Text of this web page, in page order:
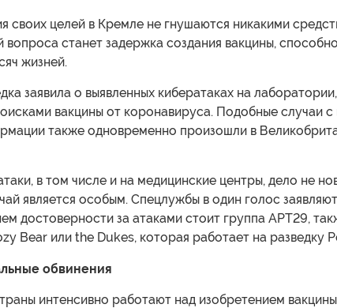
своих целей в Кремле не гнушаются никакими
станет задержка создания вакцины,
жизней.
заявила о выявленных кибератаках на лаборатории,
вакцины от коронавируса. Подобные случаи с
также одновременно произошли в
в том числе и на медицинские центры, дело не
является особым. Спецлужбы в один голос
достоверности за атаками стоит группа APT29,
Bear или the Dukes, которая работает на разведку
обвинения
интенсивно работают над изобретением вакцины